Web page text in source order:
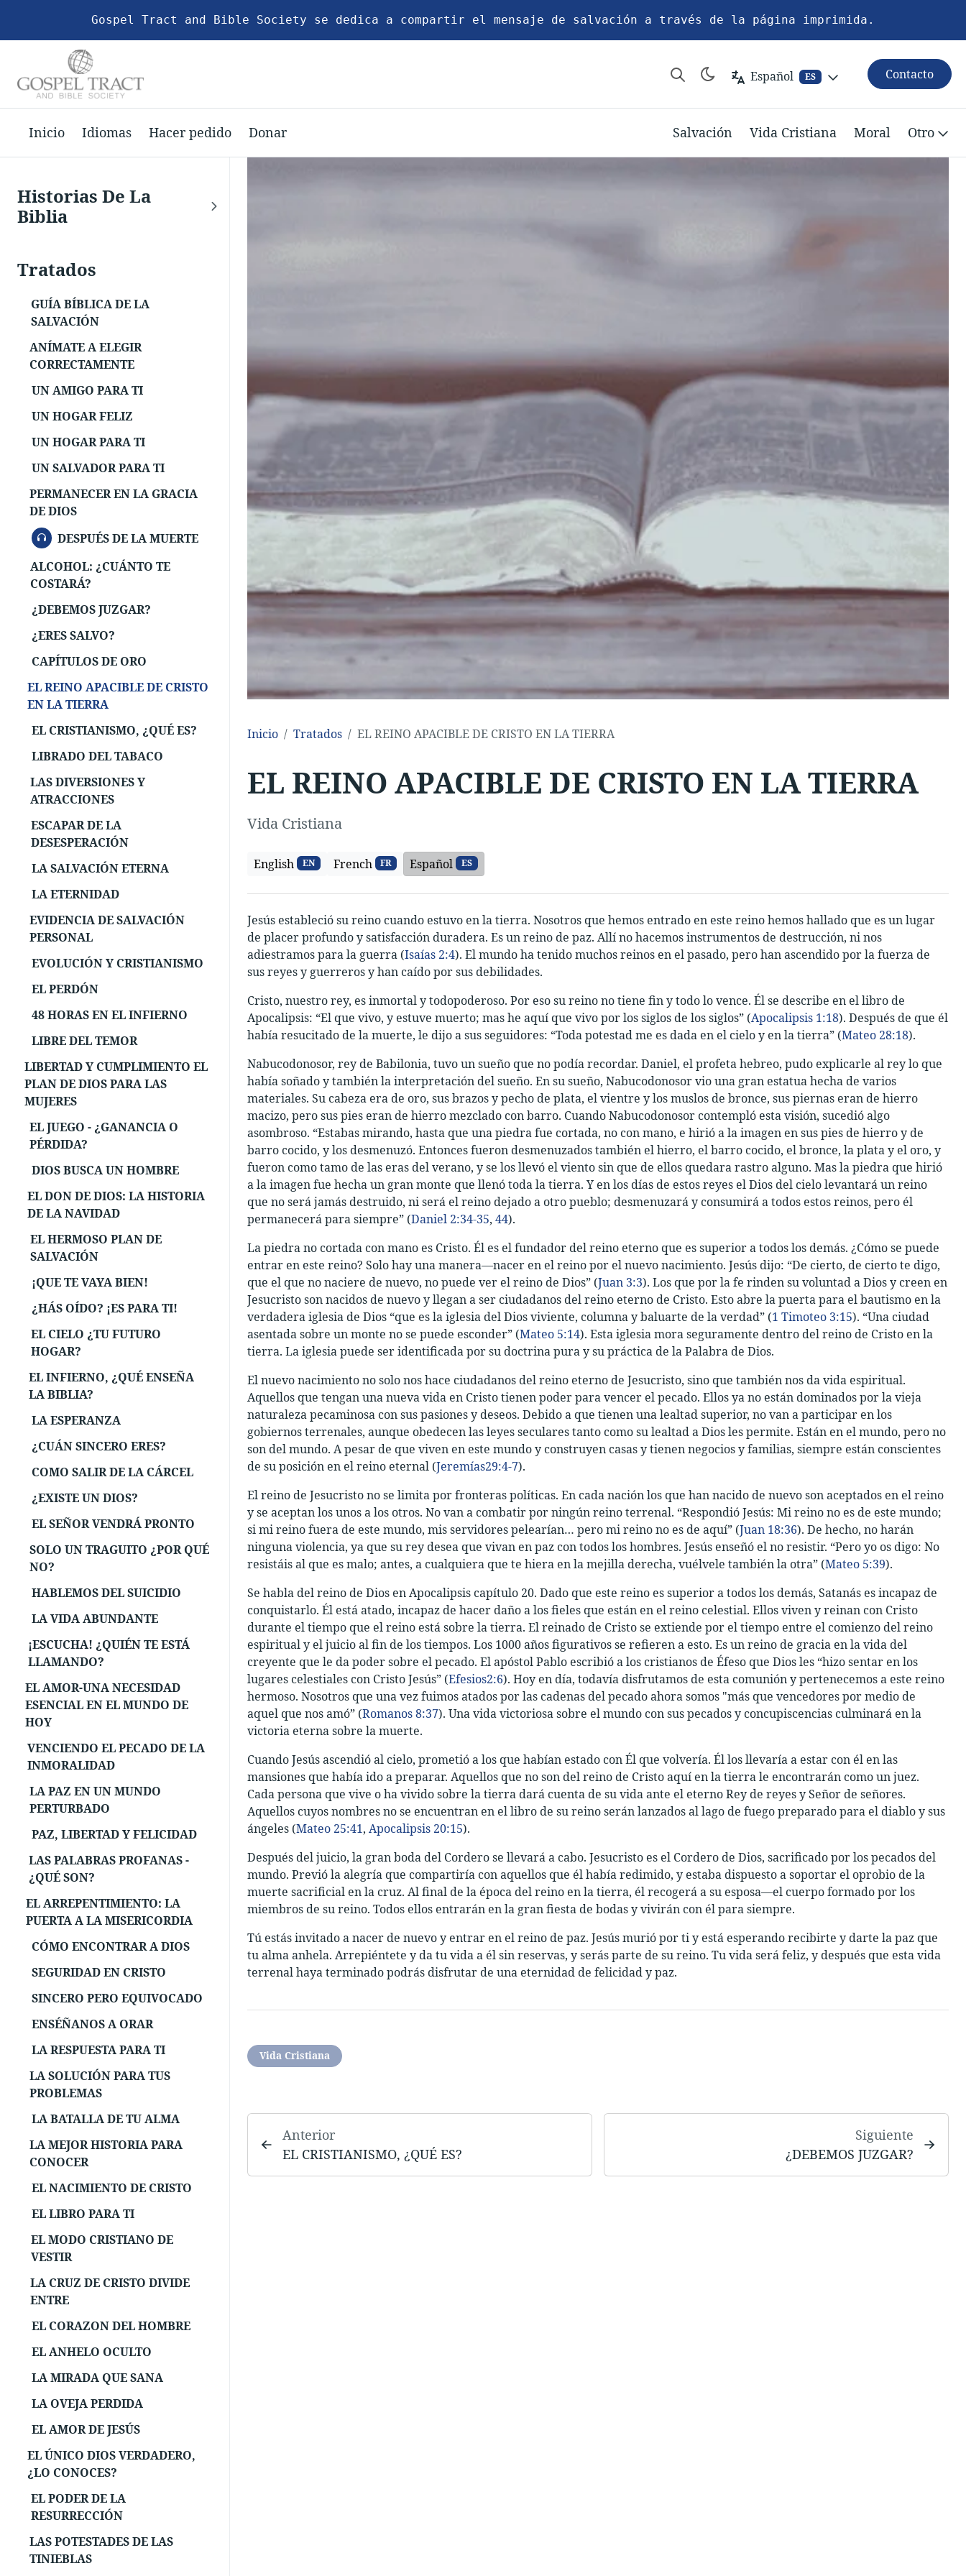
Gospel Tract and Bible Society se dedica a compartir el mensaje de salvación a través de la página imprimida.
Español ES Contacto
Inicio Idiomas Hacer pedido Donar Salvación Vida Cristiana Moral Otro
Historias De La
Biblia
Tratados
GUÍA BÍBLICA DE LA
SALVACIÓN
ANÍMATE A ELEGIR
CORRECTAMENTE
UN AMIGO PARA TI
UN HOGAR FELIZ
UN HOGAR PARA TI
UN SALVADOR PARA TI
PERMANECER EN LA GRACIA
DE DIOS
AUDIO
DESPUÉS DE LA MUERTE
ALCOHOL: ¿CUÁNTO TE
COSTARÁ?
¿DEBEMOS JUZGAR?
¿ERES SALVO?
CAPÍTULOS DE ORO
EL REINO APACIBLE DE CRISTO
EN LA TIERRA
EL CRISTIANISMO, ¿QUÉ ES?
LIBRADO DEL TABACO
LAS DIVERSIONES Y
ATRACCIONES
ESCAPAR DE LA
DESESPERACIÓN
LA SALVACIÓN ETERNA
LA ETERNIDAD
EVIDENCIA DE SALVACIÓN
PERSONAL
EVOLUCIÓN Y CRISTIANISMO
EL PERDÓN
48 HORAS EN EL INFIERNO
LIBRE DEL TEMOR
LIBERTAD Y CUMPLIMIENTO EL
PLAN DE DIOS PARA LAS
MUJERES
EL JUEGO - ¿GANANCIA O
PÉRDIDA?
DIOS BUSCA UN HOMBRE
EL DON DE DIOS: LA HISTORIA
DE LA NAVIDAD
EL HERMOSO PLAN DE
SALVACIÓN
¡QUE TE VAYA BIEN!
¿HÁS OÍDO? ¡ES PARA TI!
EL CIELO ¿TU FUTURO
HOGAR?
EL INFIERNO, ¿QUÉ ENSEÑA
LA BIBLIA?
LA ESPERANZA
¿CUÁN SINCERO ERES?
COMO SALIR DE LA CÁRCEL
¿EXISTE UN DIOS?
EL SEÑOR VENDRÁ PRONTO
SOLO UN TRAGUITO ¿POR QUÉ
NO?
HABLEMOS DEL SUICIDIO
LA VIDA ABUNDANTE
¡ESCUCHA! ¿QUIÉN TE ESTÁ
LLAMANDO?
EL AMOR-UNA NECESIDAD
ESENCIAL EN EL MUNDO DE
HOY
VENCIENDO EL PECADO DE LA
INMORALIDAD
LA PAZ EN UN MUNDO
PERTURBADO
PAZ, LIBERTAD Y FELICIDAD
LAS PALABRAS PROFANAS -
¿QUÉ SON?
EL ARREPENTIMIENTO: LA
PUERTA A LA MISERICORDIA
CÓMO ENCONTRAR A DIOS
SEGURIDAD EN CRISTO
SINCERO PERO EQUIVOCADO
ENSÉÑANOS A ORAR
LA RESPUESTA PARA TI
LA SOLUCIÓN PARA TUS
PROBLEMAS
LA BATALLA DE TU ALMA
LA MEJOR HISTORIA PARA
CONOCER
EL NACIMIENTO DE CRISTO
EL LIBRO PARA TI
EL MODO CRISTIANO DE
VESTIR
LA CRUZ DE CRISTO DIVIDE
ENTRE
EL CORAZON DEL HOMBRE
EL ANHELO OCULTO
LA MIRADA QUE SANA
LA OVEJA PERDIDA
EL AMOR DE JESÚS
EL ÚNICO DIOS VERDADERO,
¿LO CONOCES?
EL PODER DE LA
RESURRECCIÓN
LAS POTESTADES DE LAS
TINIEBLAS
Inicio Tratados EL REINO APACIBLE DE CRISTO EN LA TIERRA
EL REINO APACIBLE DE CRISTO EN LA TIERRA
Vida Cristiana
English EN French FR Español ES
Jesús estableció su reino cuando estuvo en la tierra. Nosotros que hemos entrado en este reino hemos hallado que es un lugar
de placer profundo y satisfacción duradera. Es un reino de paz. Allí no hacemos instrumentos de destrucción, ni nos
adiestramos para la guerra (Isaías 2:4). El mundo ha tenido muchos reinos en el pasado, pero han ascendido por la fuerza de
sus reyes y guerreros y han caído por sus debilidades.
Cristo, nuestro rey, es inmortal y todopoderoso. Por eso su reino no tiene fin y todo lo vence. Él se describe en el libro de
Apocalipsis: “El que vivo, y estuve muerto; mas he aquí que vivo por los siglos de los siglos” (Apocalipsis 1:18). Después de que él
había resucitado de la muerte, le dijo a sus seguidores: “Toda potestad me es dada en el cielo y en la tierra” (Mateo 28:18).
Nabucodonosor, rey de Babilonia, tuvo un sueño que no podía recordar. Daniel, el profeta hebreo, pudo explicarle al rey lo que
había soñado y también la interpretación del sueño. En su sueño, Nabucodonosor vio una gran estatua hecha de varios
materiales. Su cabeza era de oro, sus brazos y pecho de plata, el vientre y los muslos de bronce, sus piernas eran de hierro
macizo, pero sus pies eran de hierro mezclado con barro. Cuando Nabucodonosor contempló esta visión, sucedió algo
asombroso. “Estabas mirando, hasta que una piedra fue cortada, no con mano, e hirió a la imagen en sus pies de hierro y de
barro cocido, y los desmenuzó. Entonces fueron desmenuzados también el hierro, el barro cocido, el bronce, la plata y el oro, y
fueron como tamo de las eras del verano, y se los llevó el viento sin que de ellos quedara rastro alguno. Mas la piedra que hirió
a la imagen fue hecha un gran monte que llenó toda la tierra. Y en los días de estos reyes el Dios del cielo levantará un reino
que no será jamás destruido, ni será el reino dejado a otro pueblo; desmenuzará y consumirá a todos estos reinos, pero él
permanecerá para siempre” (Daniel 2:34-35, 44).
La piedra no cortada con mano es Cristo. Él es el fundador del reino eterno que es superior a todos los demás. ¿Cómo se puede
entrar en este reino? Solo hay una manera—nacer en el reino por el nuevo nacimiento. Jesús dijo: “De cierto, de cierto te digo,
que el que no naciere de nuevo, no puede ver el reino de Dios” (Juan 3:3). Los que por la fe rinden su voluntad a Dios y creen en
Jesucristo son nacidos de nuevo y llegan a ser ciudadanos del reino eterno de Cristo. Esto abre la puerta para el bautismo en la
verdadera iglesia de Dios “que es la iglesia del Dios viviente, columna y baluarte de la verdad” (1 Timoteo 3:15). “Una ciudad
asentada sobre un monte no se puede esconder” (Mateo 5:14). Esta iglesia mora seguramente dentro del reino de Cristo en la
tierra. La iglesia puede ser identificada por su doctrina pura y su práctica de la Palabra de Dios.
El nuevo nacimiento no solo nos hace ciudadanos del reino eterno de Jesucristo, sino que también nos da vida espiritual.
Aquellos que tengan una nueva vida en Cristo tienen poder para vencer el pecado. Ellos ya no están dominados por la vieja
naturaleza pecaminosa con sus pasiones y deseos. Debido a que tienen una lealtad superior, no van a participar en los
gobiernos terrenales, aunque obedecen las leyes seculares tanto como su lealtad a Dios les permite. Están en el mundo, pero no
son del mundo. A pesar de que viven en este mundo y construyen casas y tienen negocios y familias, siempre están conscientes
de su posición en el reino eternal (Jeremías29:4-7).
El reino de Jesucristo no se limita por fronteras políticas. En cada nación los que han nacido de nuevo son aceptados en el reino
y se aceptan los unos a los otros. No van a combatir por ningún reino terrenal. “Respondió Jesús: Mi reino no es de este mundo;
si mi reino fuera de este mundo, mis servidores pelearían… pero mi reino no es de aquí” (Juan 18:36). De hecho, no harán
ninguna violencia, ya que su rey desea que vivan en paz con todos los hombres. Jesús enseñó el no resistir. “Pero yo os digo: No
resistáis al que es malo; antes, a cualquiera que te hiera en la mejilla derecha, vuélvele también la otra” (Mateo 5:39).
Se habla del reino de Dios en Apocalipsis capítulo 20. Dado que este reino es superior a todos los demás, Satanás es incapaz de
conquistarlo. Él está atado, incapaz de hacer daño a los fieles que están en el reino celestial. Ellos viven y reinan con Cristo
durante el tiempo que el reino está sobre la tierra. El reinado de Cristo se extiende por el tiempo entre el comienzo del reino
espiritual y el juicio al fin de los tiempos. Los 1000 años figurativos se refieren a esto. Es un reino de gracia en la vida del
creyente que le da poder sobre el pecado. El apóstol Pablo escribió a los cristianos de Éfeso que Dios les “hizo sentar en los
lugares celestiales con Cristo Jesús” (Efesios2:6). Hoy en día, todavía disfrutamos de esta comunión y pertenecemos a este reino
hermoso. Nosotros que una vez fuimos atados por las cadenas del pecado ahora somos "más que vencedores por medio de
aquel que nos amó” (Romanos 8:37). Una vida victoriosa sobre el mundo con sus pecados y concupiscencias culminará en la
victoria eterna sobre la muerte.
Cuando Jesús ascendió al cielo, prometió a los que habían estado con Él que volvería. Él los llevaría a estar con él en las
mansiones que había ido a preparar. Aquellos que no son del reino de Cristo aquí en la tierra le encontrarán como un juez.
Cada persona que vive o ha vivido sobre la tierra dará cuenta de su vida ante el eterno Rey de reyes y Señor de señores.
Aquellos cuyos nombres no se encuentran en el libro de su reino serán lanzados al lago de fuego preparado para el diablo y sus
ángeles (Mateo 25:41, Apocalipsis 20:15).
Después del juicio, la gran boda del Cordero se llevará a cabo. Jesucristo es el Cordero de Dios, sacrificado por los pecados del
mundo. Previó la alegría que compartiría con aquellos que él había redimido, y estaba dispuesto a soportar el oprobio de la
muerte sacrificial en la cruz. Al final de la época del reino en la tierra, él recogerá a su esposa—el cuerpo formado por los
miembros de su reino. Todos ellos entrarán en la gran fiesta de bodas y vivirán con él para siempre.
Tú estás invitado a nacer de nuevo y entrar en el reino de paz. Jesús murió por ti y está esperando recibirte y darte la paz que
tu alma anhela. Arrepiéntete y da tu vida a él sin reservas, y serás parte de su reino. Tu vida será feliz, y después que esta vida
terrenal haya terminado podrás disfrutar de una eternidad de felicidad y paz.
Vida Cristiana
Anterior
EL CRISTIANISMO, ¿QUÉ ES?
Siguiente
¿DEBEMOS JUZGAR?